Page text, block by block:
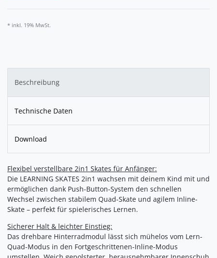
* inkl. 19% MwSt.
Beschreibung
Technische Daten
Download
Flexibel verstellbare 2in1 Skates für Anfänger:
Die LEARNING SKATES 2in1 wachsen mit deinem Kind mit und
ermöglichen dank Push-Button-System den schnellen
Wechsel zwischen stabilem Quad-Skate und agilem Inline-
Skate – perfekt für spielerisches Lernen.
Sicherer Halt & leichter Einstieg:
Das drehbare Hinterradmodul lässt sich mühelos vom Lern-
Quad-Modus in den Fortgeschrittenen-Inline-Modus